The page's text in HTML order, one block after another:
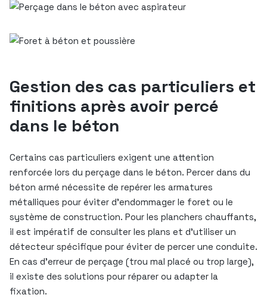
Gestion des cas particuliers et
finitions après avoir percé
dans le béton
Certains cas particuliers exigent une attention
renforcée lors du perçage dans le béton. Percer dans du
béton armé nécessite de repérer les armatures
métalliques pour éviter d’endommager le foret ou le
système de construction. Pour les planchers chauffants,
il est impératif de consulter les plans et d’utiliser un
détecteur spécifique pour éviter de percer une conduite.
En cas d’erreur de perçage (trou mal placé ou trop large),
il existe des solutions pour réparer ou adapter la
fixation.